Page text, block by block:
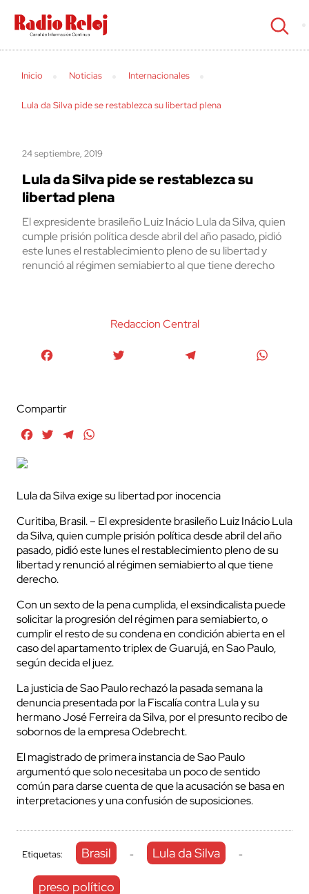
cerrar
Inicio Noticias Internacionales
Lula da Silva pide se restablezca su libertad plena
24 septiembre, 2019
Lula da Silva pide se restablezca su
libertad plena
El expresidente brasileño Luiz Inácio Lula da Silva, quien
cumple prisión política desde abril del año pasado, pidió
este lunes el restablecimiento pleno de su libertad y
renunció al régimen semiabierto al que tiene derecho
Redaccion Central
Compartir
FacebookTwitterTelegram
Lula da Silva exige su libertad por inocencia
Curitiba, Brasil. – El expresidente brasileño Luiz Inácio Lula
da Silva, quien cumple prisión política desde abril del año
pasado, pidió este lunes el restablecimiento pleno de su
libertad y renunció al régimen semiabierto al que tiene
derecho.
Con un sexto de la pena cumplida, el exsindicalista puede
solicitar la progresión del régimen para semiabierto, o
cumplir el resto de su condena en condición abierta en el
caso del apartamento triplex de Guarujá, en Sao Paulo,
según decida el juez.
La justicia de Sao Paulo rechazó la pasada semana la
denuncia presentada por la Fiscalía contra Lula y su
hermano José Ferreira da Silva, por el presunto recibo de
sobornos de la empresa Odebrecht.
El magistrado de primera instancia de Sao Paulo
argumentó que solo necesitaba un poco de sentido
común para darse cuenta de que la acusación se basa en
interpretaciones y una confusión de suposiciones.
Etiquetas: Brasil - Lula da Silva -
preso político